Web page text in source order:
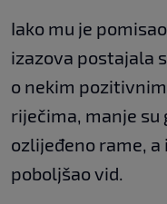
Iako mu je
izazova postajala
o nekim
riječima, manje su
ozlijeđeno rame, a
poboljšao vid.